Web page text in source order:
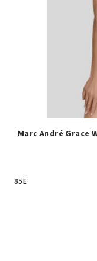
Marc André Grace
85E